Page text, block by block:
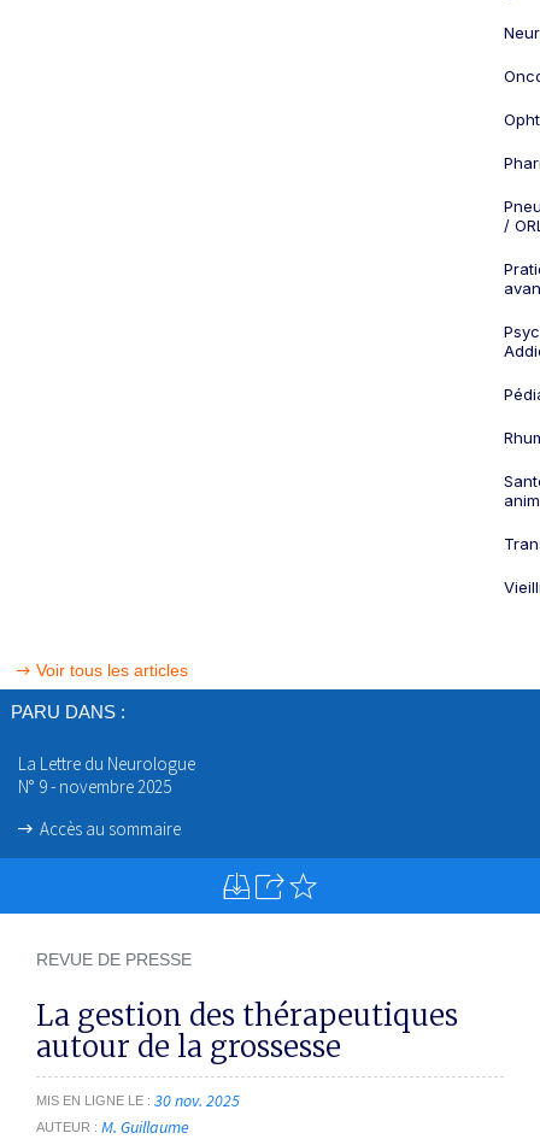
/
Voir tous les articles
PARU DANS :
La Lettre du Neurologue
N° 9 - novembre 2025
Accès au sommaire
REVUE DE PRESSE
La gestion des thérapeutiques
autour de la grossesse
MIS EN LIGNE LE 30 nov. 2025
AUTEUR M. Guillaume